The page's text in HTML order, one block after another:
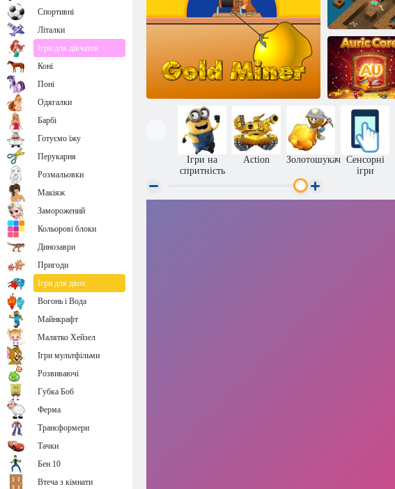
Сокобан: Мега
шахта
Ауричне ядро
Ігри на
спритність
Action Золотошукач Сенсорні
ігри
Спортивні
Літалки
Ігри для дівчаток
Коні
Поні
Одягалки
Барбі
Готуємо їжу
Перукарня
Розмальовки
Макіяж
Заморожений
Кольорові блоки
Динозаври
Пригоди
Ігри для двох
Вогонь і Вода
Майнкрафт
Малятко Хейзел
Ігри мультфільми
Розвиваючі
Губка Боб
Ферма
Трансформери
Тачки
Бен 10
Втеча з кімнати